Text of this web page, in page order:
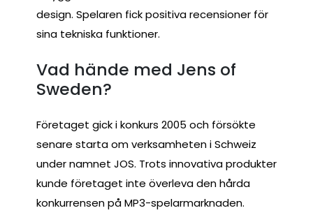
design. Spelaren fick positiva recensioner för
sina tekniska funktioner.
Vad hände med Jens of
Sweden?
Företaget gick i konkurs 2005 och försökte
senare starta om verksamheten i Schweiz
under namnet JOS. Trots innovativa produkter
kunde företaget inte överleva den hårda
konkurrensen på MP3-spelarmarknaden.